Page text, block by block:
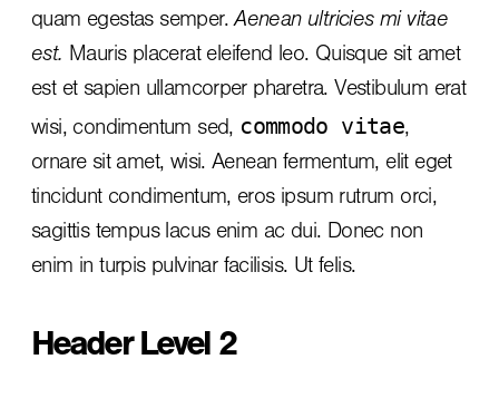
quam egestas semper.Aenean ultricies mi vitae
est. Mauris placerat eleifend leo. Quisque sit amet
est et sapien ullamcorper pharetra. Vestibulum erat
wisi, condimentum sed, commodo vitae,
ornare sit amet, wisi. Aenean fermentum, elit eget
tincidunt condimentum, eros ipsum rutrum orci,
sagittis tempus lacus enim ac dui. Donec non
enim in turpis pulvinar facilisis. Ut felis.
Header Level 2